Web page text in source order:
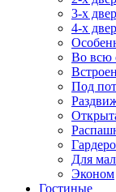
3-х
4-х
Во всю
Под
Для
Эконом
Гостиные